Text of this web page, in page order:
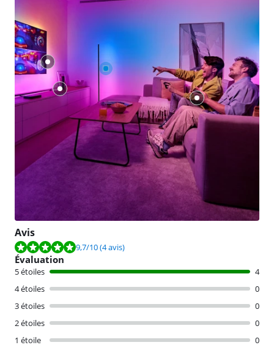
Avis
La note est de 9,7 sur 10, basée sur 4 avis.
9,7/10(4 avis)
Évaluation
5 étoiles
4
4 étoiles
0
3 étoiles
0
2 étoiles
0
1 étoile
0